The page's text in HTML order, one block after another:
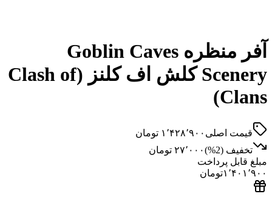
آفر منظره Goblin Caves
Scenery کلش اف کلنز (Clash of
Clans)
قیمت اصلی ۱٬۴۲۸٬۹۰۰ تومان
تخفیف (2
%)۲۷٬۰۰۰ تومان
مبلغ قابل پرداخت
۱٬۴۰۱٬۹۰۰تومان